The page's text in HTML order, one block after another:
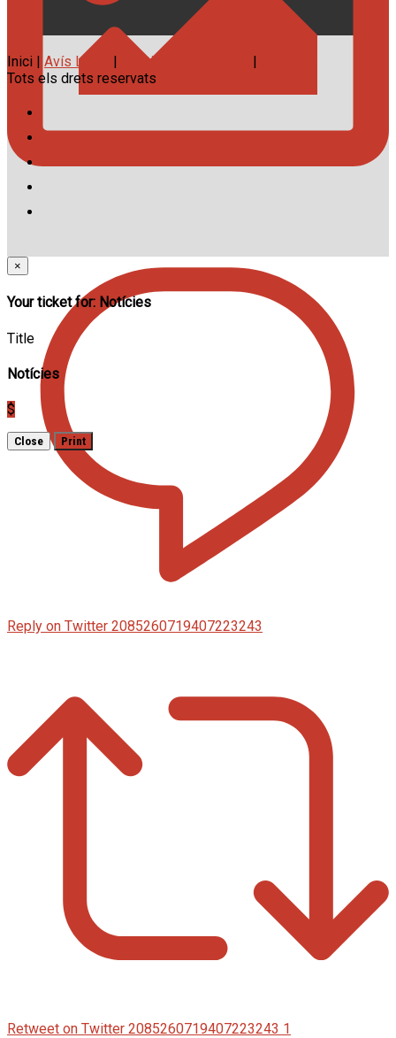
Reply on Twitter 2085260719407223243
Retweet on Twitter 2085260719407223243 1
Inici | Avís Legal | Política de Privacitat |
Tots els drets reservats
×
Your ticket for: Notícies
Title
Notícies
$
Close Print